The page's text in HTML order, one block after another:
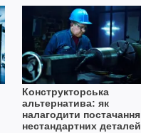
Конструкторська
альтернатива: як
налагодити постачання
нестандартних деталей